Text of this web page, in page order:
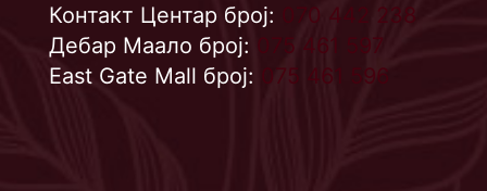
Контакт Центар број:
070 442 238
Дебар Маало број: 075 461 597
East Gate Mall број: 075 461 596